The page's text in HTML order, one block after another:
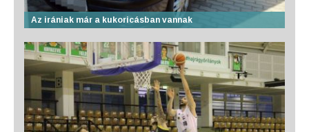
Az irániak már a kukoricásban vannak